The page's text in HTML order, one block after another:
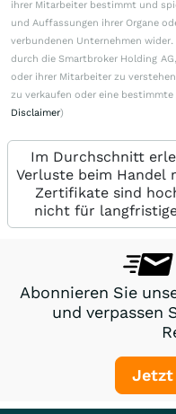
ihrer Mitarbeiter bestimmt und
und Auffassungen ihrer Organe
verbundenen Unternehmen
durch die Smartbroker Holding
oder ihrer Mitarbeiter zu
zu verkaufen oder eine
Disclaimer)
Im Durchschnitt
Verluste beim
Zertifikate sind
nicht für
Abonnieren Sie
und verpassen
Jetzt